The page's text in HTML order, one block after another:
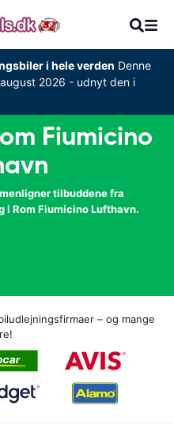
i hele verden Denne
2026 - udnyt den i
Fiumicino
tilbuddene fra
i Rom Fiumicino Lufthavn.
– og mange